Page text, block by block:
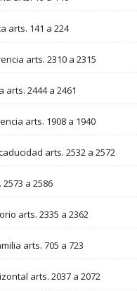
arts. 141 a 224
arts. 2310 a 2315
arts. 2444 a 2461
arts. 1908 a 1940
arts. 2532 a 2572
a 2586
arts. 2335 a 2362
arts. 705 a 723
arts. 2037 a 2072